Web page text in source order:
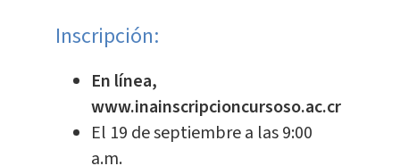
Inscripción:
En línea,
www.inainscripcioncursoso.ac.cr
El 19 de septiembre a las 9:00
a.m.